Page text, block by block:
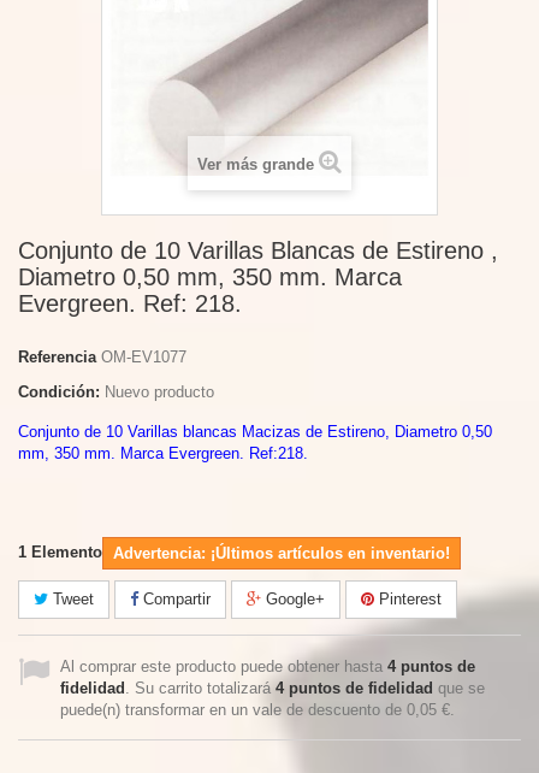
Ver más grande
Conjunto de 10 Varillas Blancas de Estireno ,
Diametro 0,50 mm, 350 mm. Marca
Evergreen. Ref: 218.
Referencia OM-EV1077
Condición: Nuevo producto
Conjunto de 10 Varillas blancas Macizas de Estireno, Diametro 0,50
mm, 350 mm. Marca Evergreen. Ref:218.
1 Elemento Advertencia: ¡Últimos artículos en inventario!
Tweet Compartir Google+ Pinterest
Al comprar este producto puede obtener hasta 4 puntos de
fidelidad . Su carrito totalizará 4puntos de fidelidad que se
puede(n) transformar en un vale de descuento de 0,05 €.